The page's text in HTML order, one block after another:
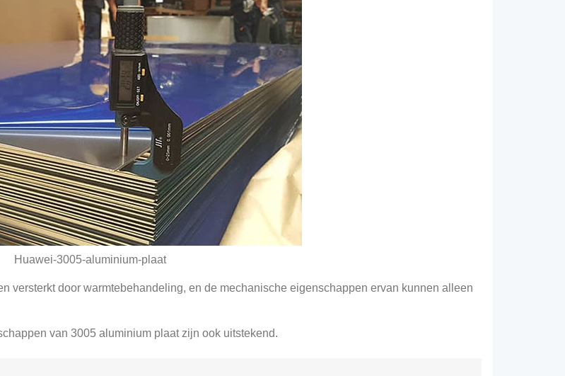
Huawei-3005-aluminium-plaat
versterkt door warmtebehandeling, en de mechanische eigenschappen ervan kunnen alleen
van 3005 aluminium plaat zijn ook uitstekend.